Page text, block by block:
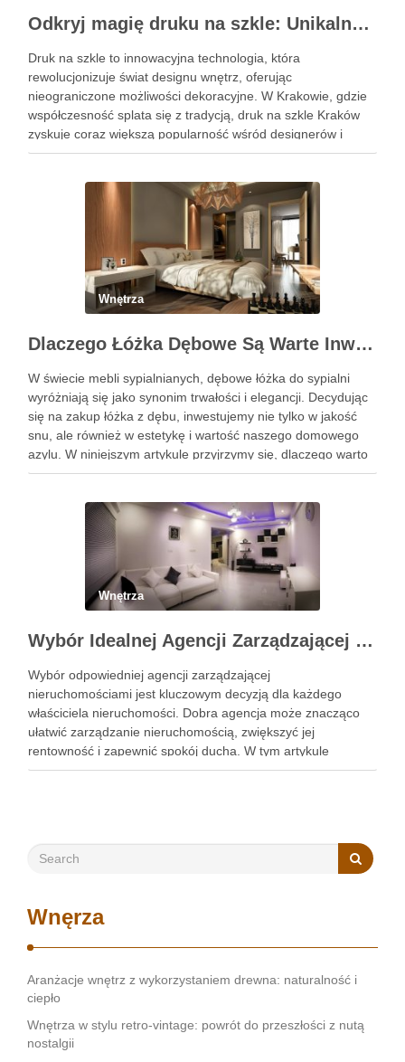
Odkryj magię druku na szkle: Unikalne dekoracje wnętrz
Druk na szkle to innowacyjna technologia, która
rewolucjonizuje świat designu wnętrz, oferując
nieograniczone możliwości dekoracyjne. W Krakowie, gdzie
współczesność splata się z tradycją, druk na szkle Kraków
zyskuje coraz większą popularność wśród designerów i
właścicieli domów, pragnących wprowadzić do swoich
wykorzystać tę …
Wnętrza
Dlaczego Łóżka Dębowe Są Warte Inwestycji?
W świecie mebli sypialnianych, dębowe łóżka do sypialni
wyróżniają się jako synonim trwałości i elegancji. Decydując
się na zakup łóżka z dębu, inwestujemy nie tylko w jakość
snu, ale również w estetykę i wartość naszego domowego
azylu. W niniejszym artykule przyjrzymy się, dlaczego warto
wybrać łóżko wykonane z tego szlachetnego …
Wnętrza
Wybór Idealnej Agencji Zarządzającej Nieruchomościami: Kompleksowy Przewodnik
Wybór odpowiedniej agencji zarządzającej
nieruchomościami jest kluczowym decyzją dla każdego
właściciela nieruchomości. Dobra agencja może znacząco
ułatwić zarządzanie nieruchomością, zwiększyć jej
rentowność i zapewnić spokój ducha. W tym artykule
przedstawimy, jak wybrać najlepszą agencję, szczególnie w
Wnęrza
Aranżacje wnętrz z wykorzystaniem drewna: naturalność i
ciepło
Wnętrza w stylu retro-vintage: powrót do przeszłości z nutą
nostalgii